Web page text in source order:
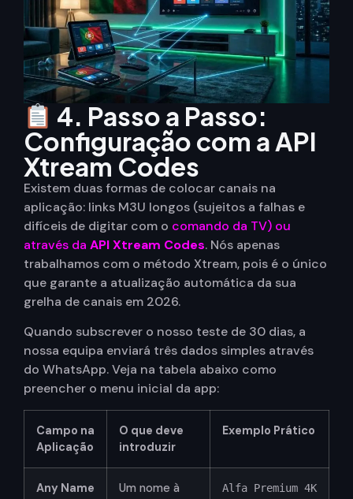
4. Passo a Passo:
Configuração com a API
Xtream Codes
Existem duas formas de colocar canais na
aplicação: links M3U longos (sujeitos a falhas e
difíceis de digitar com o comando da TV) ou
através da API Xtream Codes. Nós apenas
trabalhamos com o método Xtream, pois é o único
que garante a atualização automática da sua
grelha de canais em 2026.
Quando subscrever o nosso teste de 30 dias, a
nossa equipa enviará três dados simples através
do WhatsApp. Veja na tabela abaixo como
preencher o menu inicial da app:
Campo na
Aplicação
O que deve
introduzir
Exemplo Prático
Any Name
Um nome à
Alfa Premium 4K